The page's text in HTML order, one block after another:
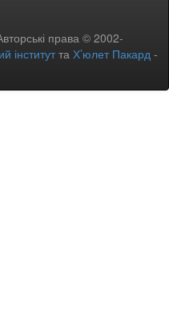
права © 2002-
інститутта Х’юлет Пакард -